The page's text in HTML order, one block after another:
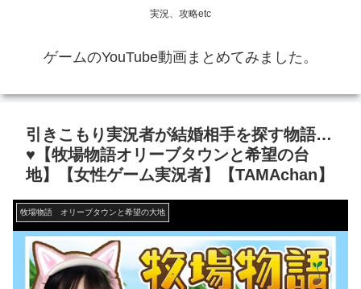
実況、攻略etc
ゲームのYouTube動画まとめてみました。
引きこもり実況者が結婚相手を探す物語…
♥【牧場物語オリーブタウンと希望の台
地】【女性ゲーム実況者】【TAMAchan】
牧場物語 オリーブタウンと希望の大地